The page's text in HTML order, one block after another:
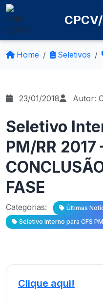
Home Seletivos
23/01/2018 Autor:
Seletivo
PM/RR 2017
FASE
Categorias:
Últimas
Seletivo Interno para CFS
Clique aqui!